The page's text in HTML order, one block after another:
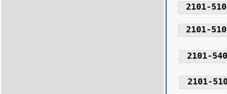
2101-
2101-
2101-
2101-